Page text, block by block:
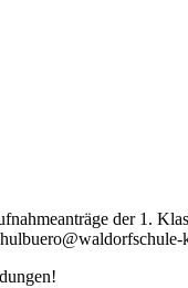
der 1.